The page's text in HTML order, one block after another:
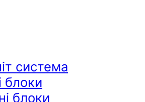
система
блоки
блоки